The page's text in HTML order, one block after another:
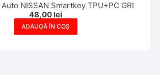
NISSAN Smartkey TPU+PC GRI
48,00 lei
ADAUGĂ ÎN COȘ